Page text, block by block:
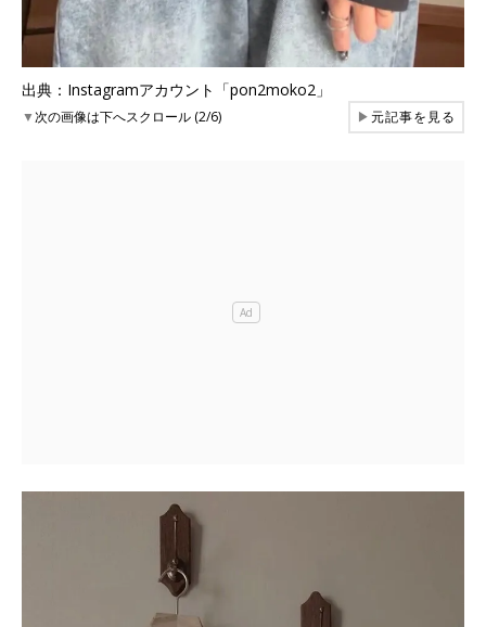
出典：Instagramアカウント「pon2moko2」
▼次の画像は下へスクロール (2/6) ▶元記事を見る